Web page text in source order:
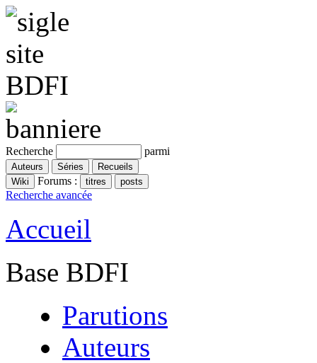
Recherche parmi
Forums :
Recherche avancée
Accueil
Base BDFI
Parutions
Auteurs